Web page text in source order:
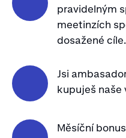
pravidelným
meetinzích
dosažené cíle.
Jsi
kupuješ naše
Měsíční